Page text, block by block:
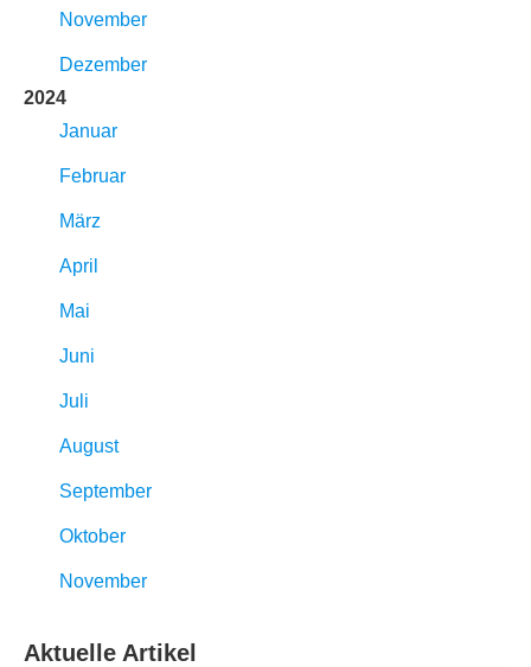
November
Dezember
2024
Januar
Februar
März
April
Mai
Juni
Juli
August
September
Oktober
November
Aktuelle Artikel